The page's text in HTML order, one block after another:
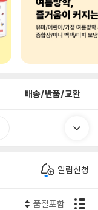
배송/반품/교환
알림신청
품절포함